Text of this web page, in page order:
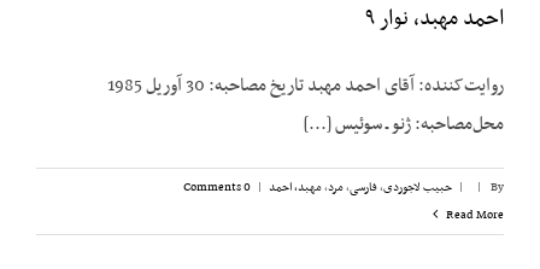
احمد مهبد، نوار ۹
روایت‌کننده: آقای احمد مهبد تاریخ مصاحبه: 30 آوریل 1985
محل‌مصاحبه: ژنو ـ سوئیس [...]
By
|
| حبیب لاجوردی,فارسی,مرد,مهبد، احمد |
0 Comments
Read More